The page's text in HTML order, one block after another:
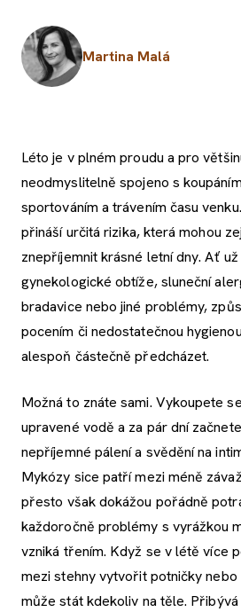
Martina Malá
Léto je v plném proudu a pro
neodmyslitelně spojeno s
sportováním a trávením času
přináší určitá rizika, která mohou
znepříjemnit krásné letní dny. Ať
gynekologické obtíže, sluneční
bradavice nebo jiné problémy,
pocením či nedostatečnou
alespoň částečně předcházet.
Možná to znáte sami. Vykoupete
upravené vodě a za pár dní
nepříjemné pálení a svědění na
Mykózy sice patří mezi méně
přesto však dokážou pořádně
každoročně problémy s vyrážkou
vzniká třením. Když se v létě více
mezi stehny vytvořit potničky nebo
může stát kdekoliv na těle.